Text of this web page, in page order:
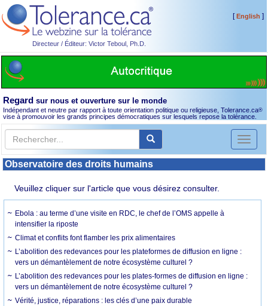
Directeur / Éditeur: Victor Teboul, Ph.D.
[English ]
Regard sur nous et ouverture sur le monde
Indépendant et neutre par rapport à toute orientation politique ou religieuse, Tolerance.ca®
vise à promouvoir les grands principes démocratiques sur lesquels repose la tolérance.
Toggle
Observatoire des droits humains
Veuillez cliquer sur l'article que vous désirez consulter.
Ebola : au terme d’une visite en RDC, le chef de l’OMS appelle à
intensifier la riposte
Climat et conflits font flamber les prix alimentaires
L’abolition des redevances pour les plateformes de diffusion en ligne :
vers un démantèlement de notre écosystème culturel ?
L’abolition des redevances pour les plates-formes de diffusion en ligne :
vers un démantèlement de notre écosystème culturel ?
Vérité, justice, réparations : les clés d’une paix durable